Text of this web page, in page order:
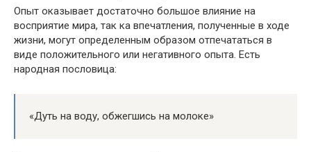
Опыт оказывает достаточно большое влияние на
восприятие мира, так ка впечатления, полученные в ходе
жизни, могут определенным образом отпечататься в
виде положительного или негативного опыта. Есть
народная пословица:
«Дуть на воду, обжегшись на молоке»